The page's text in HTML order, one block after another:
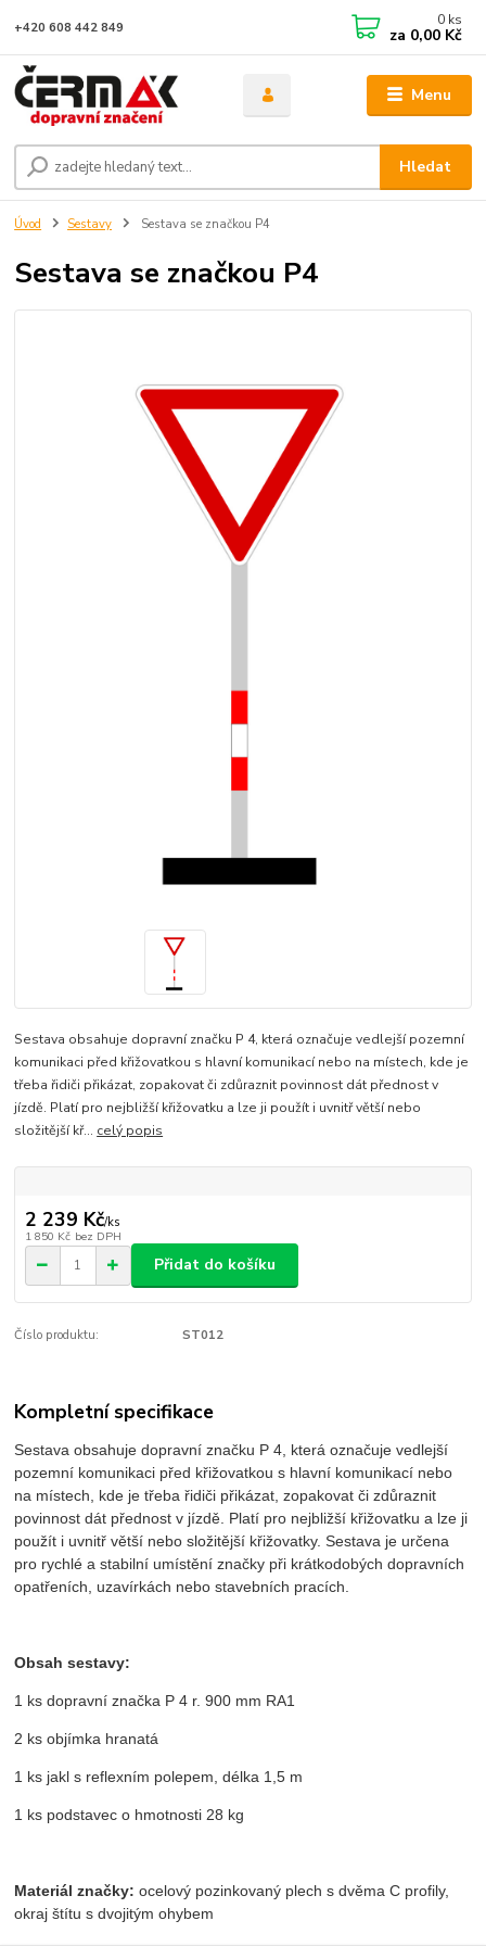
Menu
Hledat
+420 608 442 849 0 ks
za 0,00 Kč
Úvod Sestavy Sestava se značkou P4
Sestava se značkou P4
Sestava obsahuje dopravní značku P 4, která označuje vedlejší pozemní
komunikaci před křižovatkou s hlavní komunikací nebo na místech, kde je
třeba řidiči přikázat, zopakovat či zdůraznit povinnost dát přednost v
jízdě. Platí pro nejbližší křižovatku a lze ji použít i uvnitř větší nebo
složitější kř... celý popis
2 239 Kč/ks
1 850 Kč bez DPH
Přidat do košíku
Číslo produktu: ST012
Kompletní specifikace
Sestava obsahuje dopravní značku P 4, která označuje vedlejší
pozemní komunikaci před křižovatkou s hlavní komunikací nebo
na místech, kde je třeba řidiči přikázat, zopakovat či zdůraznit
povinnost dát přednost v jízdě. Platí pro nejbližší křižovatku a lze ji
použít i uvnitř větší nebo složitější křižovatky. Sestava je určena
pro rychlé a stabilní umístění značky při krátkodobých dopravních
opatřeních, uzavírkách nebo stavebních pracích.
Obsah sestavy:
1 ks dopravní značka P 4 r. 900 mm RA1
2 ks objímka hranatá
1 ks jakl s reflexním polepem, délka 1,5 m
1 ks podstavec o hmotnosti 28 kg
Materiál značky: ocelový pozinkovaný plech s dvěma C profily,
okraj štítu s dvojitým ohybem